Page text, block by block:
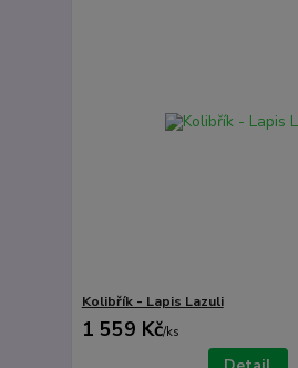
Kolibřík - Lapis Lazuli
1 559 Kč/ks